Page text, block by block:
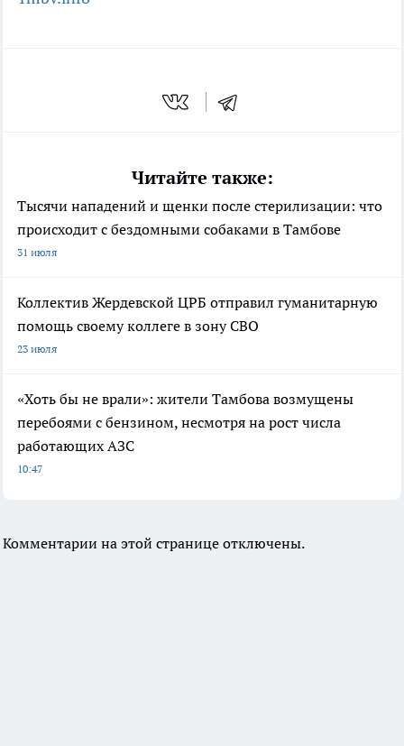
Читайте также:
Тысячи нападений и щенки после стерилизации: что
происходит с бездомными собаками в Тамбове
31 июля
Коллектив Жердевской ЦРБ отправил гуманитарную
помощь своему коллеге в зону СВО
23 июля
«Хоть бы не врали»: жители Тамбова возмущены
перебоями с бензином, несмотря на рост числа
работающих АЗС
10:47
Комментарии на этой странице отключены.